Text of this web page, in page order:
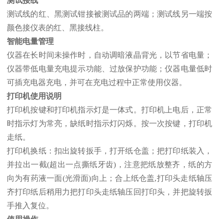
测试线的红、黑测试钳接被测试品的两端；测试线另一端按
颜色接仪表的红、黑接线柱。
智能电量管理
仪器在长时间未操作时，自动调暗液晶背光，以节省电量；
仪器带低电量充电提示功能、过放保护功能；仪器电量低时
可插充电器充电，并可在充电过程中正常使用仪器。
打印机使用说明
打印机按键和打印机指示灯是一体式。打印机上电后，正常
时指示灯为常亮，缺纸时指示灯闪烁。按一次按键，打印机
走纸。
打印机换纸：扣出旋转扳手，打开纸仓盖；把打印纸装入，
并拉出一截(超出一点撕纸牙齿)，注意把纸放整齐，纸的方
向为有药液一面(光滑面)向上；合上纸仓盖,打印头走纸轴压
齐打印纸后稍用力把打印头走纸轴压回打印头，并把旋转扳
手推入复位。